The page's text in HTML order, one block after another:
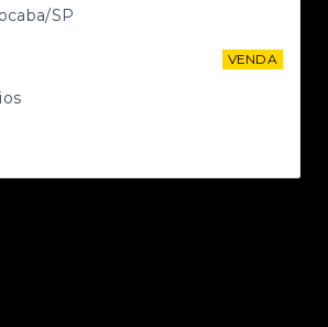
SP
VENDA